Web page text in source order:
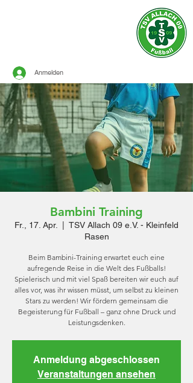
Anmelden
Bambini Training
Fr., 17. Apr.
TSV Allach 09 e.V. - Kleinfeld
Rasen
Beim Bambini-Training erwartet euch eine
aufregende Reise in die Welt des Fußballs!
Spielerisch und mit viel Spaß bereiten wir euch auf
alles vor, was ihr wissen müsst, um selbst zu kleinen
Stars zu werden! Wir fördern gemeinsam die
Begeisterung für Fußball – ganz ohne Druck und
Leistungsdenken.
Anmeldung abgeschlossen
Veranstaltungen ansehen